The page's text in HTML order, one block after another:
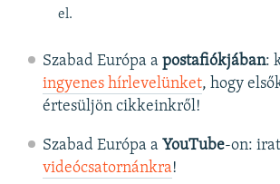
el.
Szabad Európa a postafiókjában:
ingyenes hírlevelünket, hogy
értesüljön cikkeinkről!
Szabad Európa a YouTube-on:
videócsatornánkra!